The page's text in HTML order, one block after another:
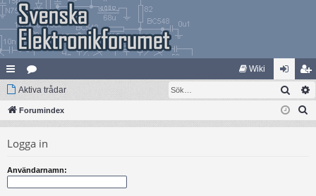
na
bb
ar
at
eg
er
Wiki
og
ga
li
m
Aktiva trådar Sök
Forumindex
Logga in
Användarnamn: